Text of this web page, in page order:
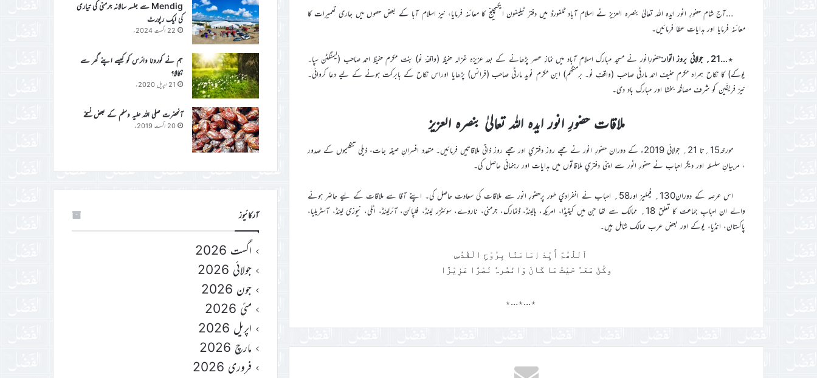
…آج شام حضورِ انور ایّدہ اللہ تعالیٰ بنصرہ العزیز نے اسلام آباد ٹلفورڈ میں دفتر ٹیلیفون ایکسچینج کا معائنہ فرمایا، نیز اسلام آبا کے بعض حصوں میں جاری تعمیرات کا
معائنہ فرمایا اور ہدایات عطا فرمائیں۔
٭…21؍ جولائی بروز اتوار:
حضورِانور نے مسجد مبارک اسلام آباد ميں نمازِ عصر پڑھانے کے بعد عزیزہ غزالہ حفیظ (واقفۂ نو) بنت مکرم حفیظ احمد صاحب (لیمنگٹن سپا۔
یوکے) کا نکاح ہمراہ مکرم حنیف احمد مارٹی صاحب (واقفِ نو۔ برمنگھم) ابن مکرم نوید مارٹی صاحب (فرانس) پڑھایا اوراس نکاح کے بابرکت ہونے کے ليے دعا کروائي۔
نيز فريقَين کو شرف مصافحہ بخشا اور مبارک باد دی۔
ملاقات حضورِ انور ايدہ اللہ تعاليٰ بنصرہ العزيز
مورخہ15؍تا 21؍ جولائی 2019ء کے دوران حضورِ انور نے چھے روز دفتري اور چھے روز ذاتي ملاقاتيں فرمائيں۔ متعدد افسرانِ صيغہ جات، ذيلي تنظيموں کے صدور
، مربيانِ سلسلہ اور ديگر احباب نے حضورِ انور سے اپني دفتري ملاقاتوں ميں ہدايات اور رہنمائي حاصل کي۔
اس عرصہ کے دوران130؍ فيمليز اور58؍ احباب نے انفرادي طور پرحضورِ انور سے ملاقات کي سعادت حاصل کی۔ اپنے آقا سے ملاقات کے ليے حاضر ہونے
والے ان احبابِ جماعت کا تعلق 18؍ ممالک سے تھا جن ميں کینیڈا، امریکہ، ہالینڈ، ڈنمارک، جرمنی، ناروے، سوئٹزر لینڈ، فلپائن، آئرلینڈ، اٹلی، نیوزی لینڈ، آسٹریلیا،
پاکستان، انڈیا، یوکے اور بعض عرب ممالک شامل ہیں۔
اَللّٰھُمَّ أَيِّدْ اِمَامَنَا بِرُوْحِ الْقُدُسِ
وکُنْ مَعَہٗ حَيْثُ مَا کَانَ وَانْصُرہُ نَصْرًا عَزِيْزًا
٭…٭…٭
Mendig سے جلسہ سالانہ جرمنی کی تیاری
کی ایک رپورٹ
22 اگست 2024ء
ہم نے کورونا وائرس کو کیسے اپنے گھر سے
نکالا؟
21 اپریل 2020ء
آنحضرت صلی اللہ علیہ وسلم کے بعض نسخے
20 اگست 2019ء
آرکائیوز
اگست 2026
جولائی 2026
جون 2026
مئی 2026
اپریل 2026
مارچ 2026
فروری 2026